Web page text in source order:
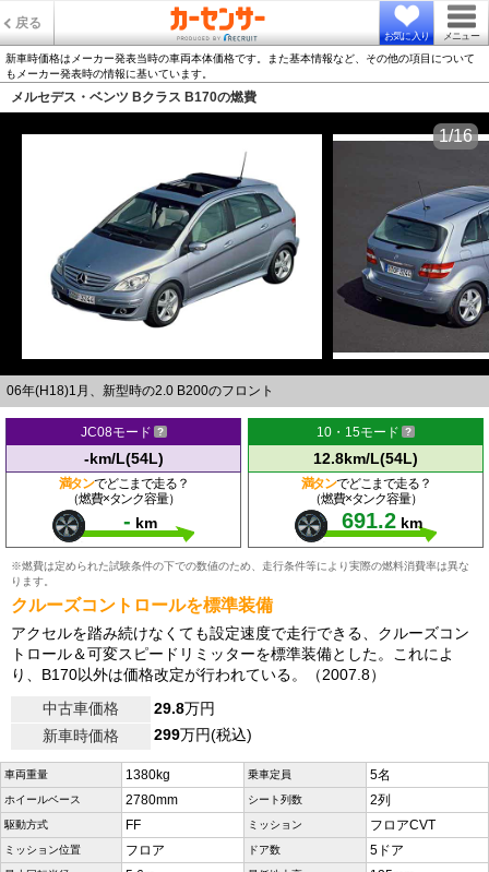
戻る
お気に入り メニュー
新車時価格はメーカー発表当時の車両本体価格です。また基本情報など、その他の項目について
もメーカー発表時の情報に基いています。
メルセデス・ベンツ Bクラス B170の燃費
06年(H18)1月、新型時の2.0 B200のフロント
1/16
JC08モード
-km/L(54L)
満タンでどこまで走る？
（燃費×タンク容量）
- km
10・15モード
12.8km/L(54L)
満タンでどこまで走る？
（燃費×タンク容量）
691.2 km
※燃費は定められた試験条件の下での数値のため、走行条件等により実際の燃料消費率は異な
ります。
クルーズコントロールを標準装備
アクセルを踏み続けなくても設定速度で走行できる、クルーズコン
トロール＆可変スピードリミッターを標準装備とした。これによ
り、B170以外は価格改定が行われている。（2007.8）
中古車価格
29.8万円
新車時価格
299万円(税込)
車両重量 1380kg 乗車定員 5名
ホイールベース 2780mm シート列数 2列
駆動方式 FF ミッション フロアCVT
ミッション位置 フロア ドア数 5ドア